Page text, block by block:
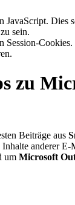
JavaScript. Dies
sein.
Session-
zu
Beiträge aus
Inhalte anderer
um Microsoft